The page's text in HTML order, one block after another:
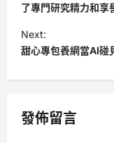
s
t
n
a
i
了專門研究精力和享
Next:
甜心專包養網當AI碰
發佈留言